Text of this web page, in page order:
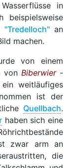
in
beispielsweise
"Tredelloch" an
machen.
von einem
von Biberwier-
weitläufiges
ist der
Quellbach.
haben sich eine
zwar arm an
die